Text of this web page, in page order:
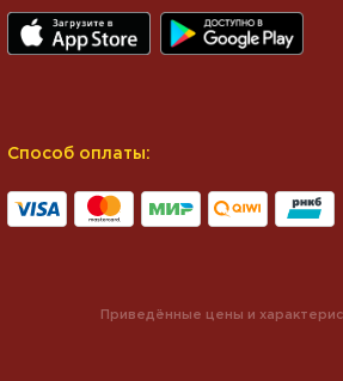
Способ оплаты:
Приведённые цены и